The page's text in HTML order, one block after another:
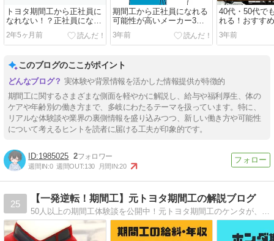
トヨタ期間工から正社員に
なれない！？正社員になれ
ない理由とは
2年5ヶ月前
期間工から正社員になれる
可能性が高いメーカー3
選！正社員になりたい方必
見
3年前
40代・50代で
れる！おすす
カー5選
3年前
このブログのここがポイント
実体験や背景情報を活かした情報提供が特徴的
期間工に関するさまざまな側面を軽やかに解説し、給与や福利厚生、体の
ケアや年齢別の働き方まで、多岐にわたるテーマを扱っています。特に、
リアルな体験談や業界の裏側情報を盛り込みつつ、新しい働き方や可能性
について考えるヒントを読者に届ける工夫が印象的です。
1985025 2
週間IN:0 週間OUT:130 月間IN:20
25
【一発逆転！期間工】元トヨタ期間工の解説ブログ